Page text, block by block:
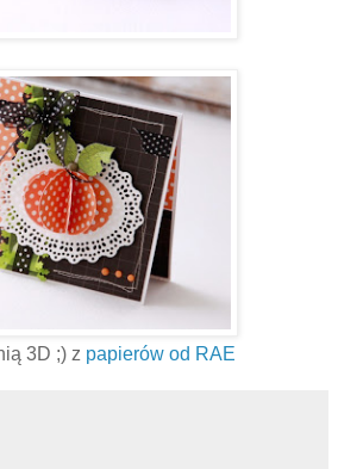
3D ;) z papierów od RAE